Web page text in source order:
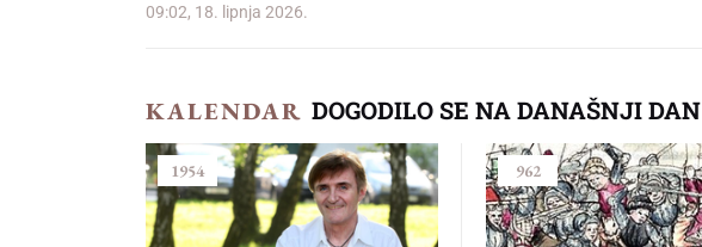
09:02, 18. lipnja 2026.
KALENDAR DOGODILO SE NA DANAŠNJI DAN
1954 962